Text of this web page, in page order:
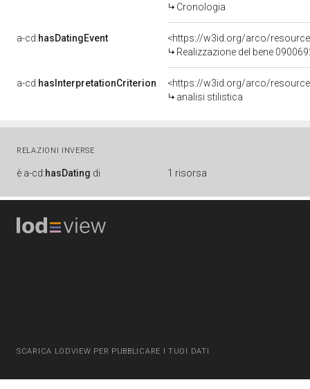
Cronologia
a-cd:hasDatingEvent
<https://w3id.org/arco/
Realizzazione del bene
a-cd:hasInterpretationCriterion
<https://w3id.org/arco/
analisi stilistica
RELAZIONI INVERSE
è a-cd:hasDating di 1 risorsa
SCARICA LODVIEW PER PUBBLICARE I TUOI DATI